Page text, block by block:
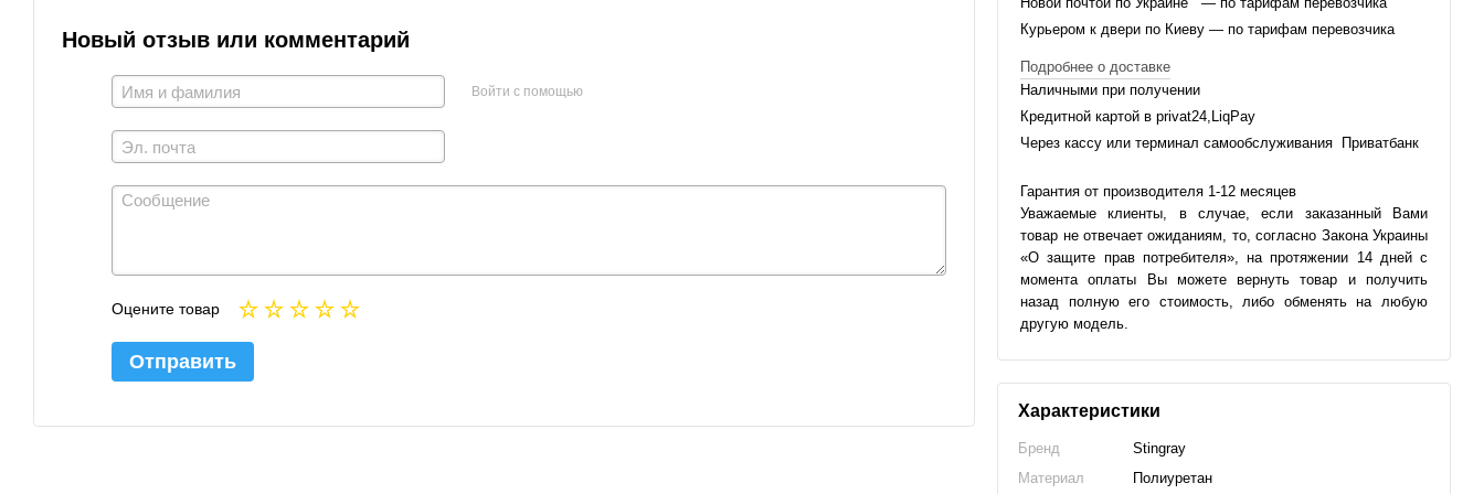
Новый отзыв или комментарий
Войти с помощью
Оцените товар
Отправить
Курьером к двери по Киеву — по тарифам перевозчика
Подробнее о доставке
Наличными при получении
Кредитной картой в privat24,LiqPay
Через кассу или терминал самообслуживания Приватбанк
Гарантия от производителя 1-12 месяцев
Уважаемые клиенты, в случае, если заказанный Вами
товар не отвечает ожиданиям, то, согласно Закона Украины
«О защите прав потребителя», на протяжении 14 дней с
момента оплаты Вы можете вернуть товар и получить
назад полную его стоимость, либо обменять на любую
другую модель.
Характеристики
Бренд
Stingray
Материал
Полиуретан